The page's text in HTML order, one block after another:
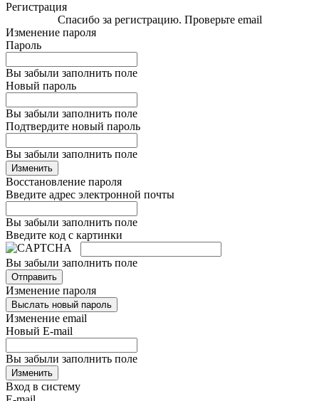
Регистрация
Спасибо за регистрацию. Проверьте email
Изменение пароля
Пароль
Вы забыли заполнить поле
Новый пароль
Вы забыли заполнить поле
Подтвердите новый пароль
Вы забыли заполнить поле
Изменить
Восстановление пароля
Введите адрес электронной почты
Вы забыли заполнить поле
Введите код с картинки
Вы забыли заполнить поле
Отправить
Изменение пароля
Выслать новый пароль
Изменение email
Новый E-mail
Вы забыли заполнить поле
Изменить
Вход в систему